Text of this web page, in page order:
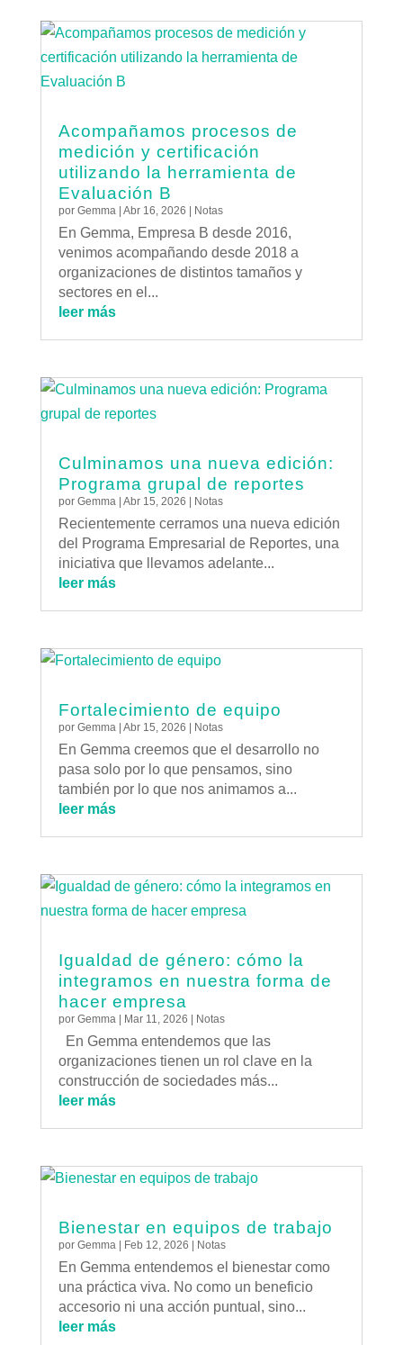
Acompañamos procesos de
medición y certificación
utilizando la herramienta de
Evaluación B
por Gemma | Abr 16, 2026 | Notas
En Gemma, Empresa B desde 2016,
venimos acompañando desde 2018 a
organizaciones de distintos tamaños y
sectores en el...
leer más
Culminamos una nueva edición:
Programa grupal de reportes
por Gemma| Abr 15, 2026 | Notas
Recientemente cerramos una nueva edición
del Programa Empresarial de Reportes, una
iniciativa que llevamos adelante...
leer más
Fortalecimiento de equipo
por Gemma| Abr 15, 2026 Notas
En Gemma creemos que el desarrollo no
pasa solo por lo que pensamos, sino
también por lo que nos animamos a...
leer más
Igualdad de género: cómo la
integramos en nuestra forma de
hacer empresa
por Gemma| Mar 11, 2026 Notas
En Gemma entendemos que las
organizaciones tienen un rol clave en la
construcción de sociedades más...
leer más
Bienestar en equipos de trabajo
por Gemma| Feb 12, 2026 Notas
En Gemma entendemos el bienestar como
una práctica viva. No como un beneficio
accesorio ni una acción puntual, sino...
leer más